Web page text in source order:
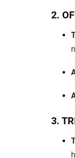
2.
3.